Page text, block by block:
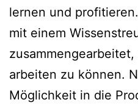
lernen und
mit einem
arbeiten zu können.
Möglichkeit in die